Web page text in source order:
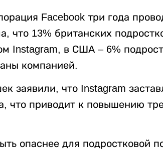
Facebook три года
что 13% британских
Instagram, в США – 6%
компанией.
заявили, что Instagram
что приводит к повышению
опаснее для подростковой